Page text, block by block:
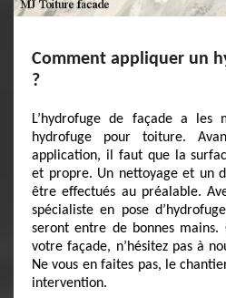
Comment appliquer un
?
L’hydrofuge de façade a les
hydrofuge pour toiture.
application, il faut que la
et propre. Un nettoyage et un
être effectués au préalable.
spécialiste en pose
seront entre de bonnes
votre façade, n’hésitez pas à
Ne vous en faites pas, le
intervention.